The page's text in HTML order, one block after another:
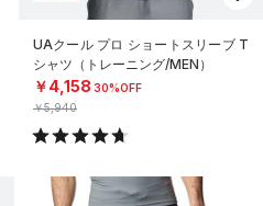
UAクール プロ ショートスリーブ T
シャツ（トレーニング/MEN）
￥4,158 30%OFF
￥5,940